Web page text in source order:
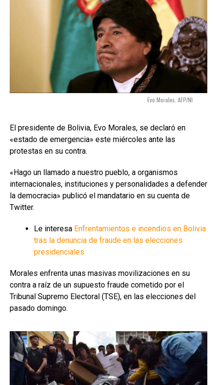
Evo Morales. AFP/NI
El presidente de Bolivia, Evo Morales, se declaró en
«estado de emergencia» este miércoles ante las
protestas en su contra.
«Hago un llamado a nuestro pueblo, a organismos
internacionales, instituciones y personalidades a defender
la democracia» publicó el mandatario en su cuenta de
Twitter.
Le interesa Enfrentamientos e incendios en Bolivia
tras la denuncia de fraude en las elecciones
presidenciales
Morales enfrenta unas masivas movilizaciones en su
contra a raíz de un supuesto fraude cometido por el
Tribunal Supremo Electoral (TSE), en las elecciones del
pasado domingo.